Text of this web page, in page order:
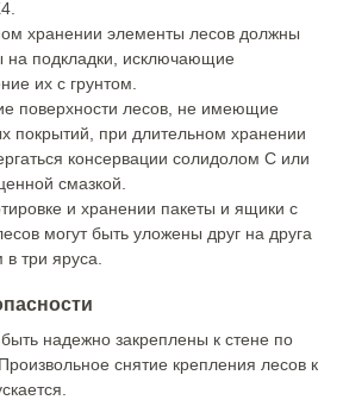
хранении элементы лесов должны
на подкладки, исключающие
их с грунтом.
поверхности лесов, не имеющие
покрытий, при длительном хранении
консервации солидолом С или
смазкой.
и хранении пакеты и ящики с
могут быть уложены друг на друга
три яруса.
надежно закреплены к стене по
снятие крепления лесов к